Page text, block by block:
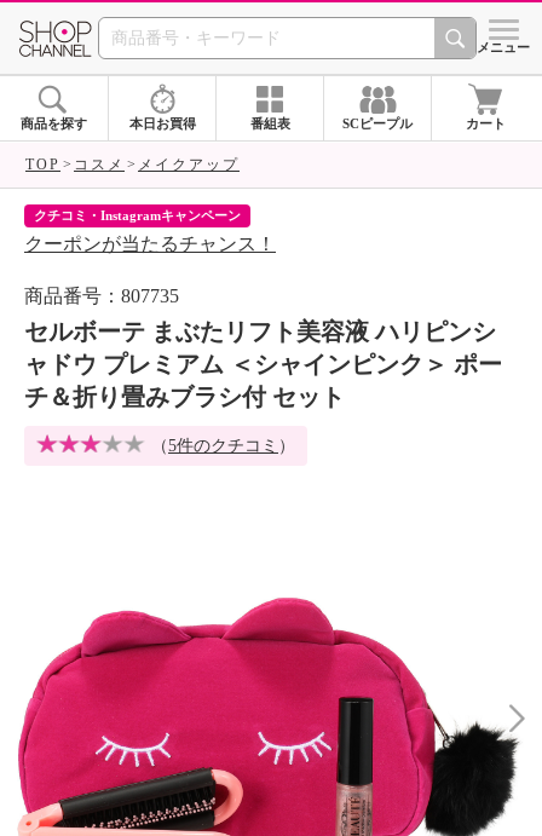
SHOP CHANNEL シメニュー
商品を探す 本日お買得 番組表 SCピープル カート
TOP コスメ メイクアップ
クチコミ・Instagramキャンペーン
クーポンが当たるチャンス！
商品番号：807735
セルボーテ まぶたリフト美容液 ハリピンシ
ャドウ プレミアム ＜シャインピンク＞ ポー
チ＆折り畳みブラシ付 セット
（5件のクチコミ ）